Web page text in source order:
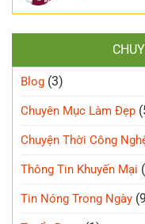
Blog (3)
Chuyên Mục Làm Đẹp
Chuyện Thời Công
Thông Tin Khuyến Mại
Tin Nóng Trong Ngày